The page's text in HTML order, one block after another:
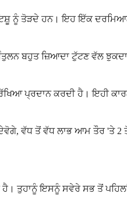
ਤੋੜਦੇ ਹਨ। ਇਹ ਇੱਕ
ਜ਼ਿਆਦਾ ਟੁੱਟਣ ਵੱਲ ਝੁਕਦਾ
ਪ੍ਰਦਾਨ ਕਰਦੀ ਹੈ। ਇਹੀ
ਵੱਧ ਤੋਂ ਵੱਧ ਲਾਭ ਆਮ ਤੌਰ 'ਤੇ 2
ਇਸਨੂੰ ਸਵੇਰੇ ਸਭ ਤੋਂ ਪਹਿਲਾਂ